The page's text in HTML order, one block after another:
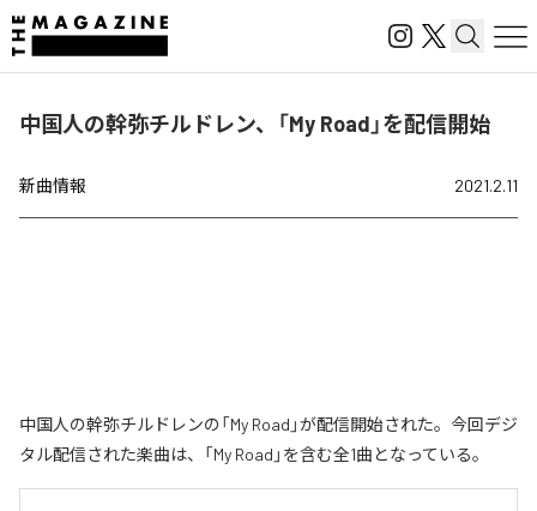
中国人の幹弥チルドレン、「My Road」を配信開始
新曲情報 2021.2.11
中国人の幹弥チルドレンの「My Road」が配信開始された。今回デジ
タル配信された楽曲は、「My Road」を含む全1曲となっている。